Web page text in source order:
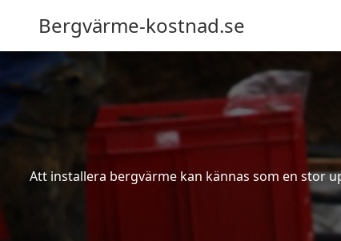
Bergvärme-kostnad.se
Att installera bergvärme kan kännas som en stor